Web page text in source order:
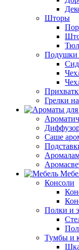
Шторы
Подушки
Грелки
Саше
Консоли
Полки и
Тумбы и